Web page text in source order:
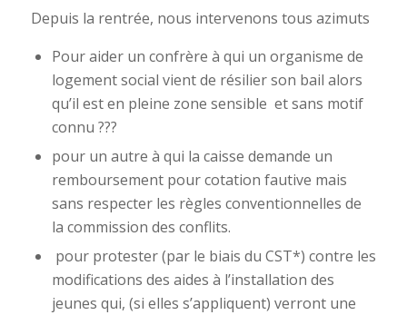
Depuis la rentrée, nous intervenons tous azimuts
Pour aider un confrère à qui un organisme de
logement social vient de résilier son bail alors
qu’il est en pleine zone sensible et sans motif
connu ???
pour un autre à qui la caisse demande un
remboursement pour cotation fautive mais
sans respecter les règles conventionnelles de
la commission des conflits.
pour protester (par le biais du CST*) contre les
modifications des aides à l’installation des
jeunes qui, (si elles s’appliquent) verront une